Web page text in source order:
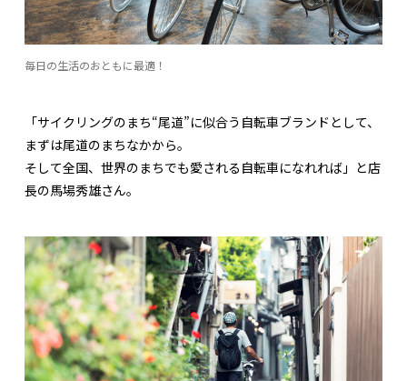
毎日の生活のおともに最適！
「サイクリングのまち“尾道”に似合う自転車ブランドとして、
まずは尾道のまちなかから。
そして全国、世界のまちでも愛される自転車になれれば」と店
長の馬場秀雄さん。